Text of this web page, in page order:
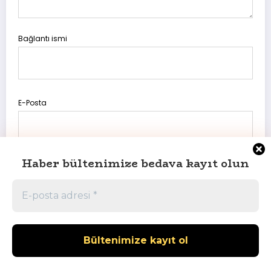
Haber bültenimize bedava kayıt olun
Bağlantı ismi
E-Posta